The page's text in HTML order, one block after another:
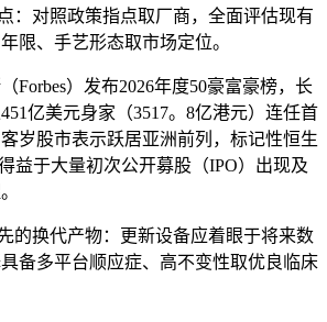
对照政策指点取厂商，全面评估现有
限、手艺形态取市场定位。
）发布2026年度50豪富豪榜，长
亿美元身家（3517。8亿港元）连任首
岁股市表示跃居亚洲前列，标记性恒生
益于大量初次公开募股（IPO）出现及
换代产物：更新设备应着眼于将来数
备多平台顺应症、高不变性取优良临床